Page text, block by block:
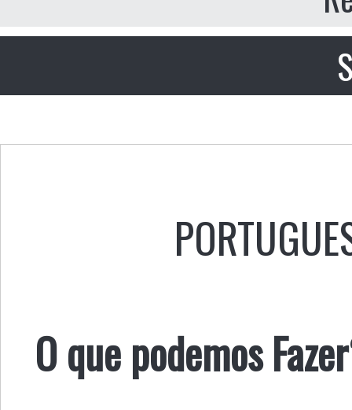
O que podemos